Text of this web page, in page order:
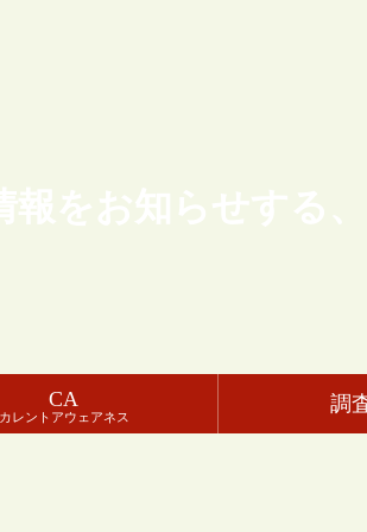
報をお知らせする
CA
カレントアウェアネス
調